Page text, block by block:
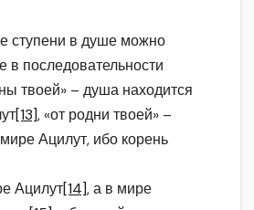
ступени в душе можно
в последовательности
твоей» – душа находится
[13], «от родни твоей» –
Ацилут, ибо корень
Ацилут[14], а в мире